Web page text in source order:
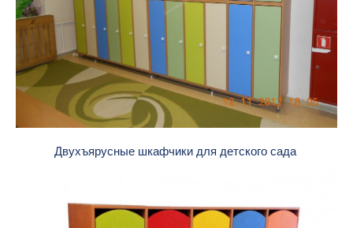
Двухъярусные шкафчики для детского сада